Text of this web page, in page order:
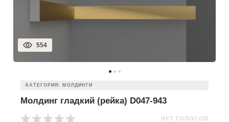
554
КАТЕГОРИЯ: МОЛДИНГИ
Молдинг гладкий (рейка) D047-943
НЕТ ГОЛОСОВ